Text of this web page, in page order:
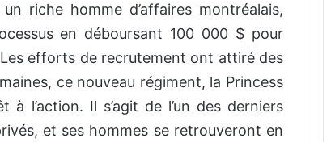
riche homme d’affaires montréalais,
en déboursant 100 000 $ pour
efforts de recrutement ont attiré des
ce nouveau régiment, la Princess
l’action. Il s’agit de l’un des derniers
et ses hommes se retrouveront en